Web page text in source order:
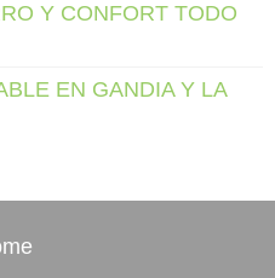
Y CONFORT TODO
EN GANDIA Y LA